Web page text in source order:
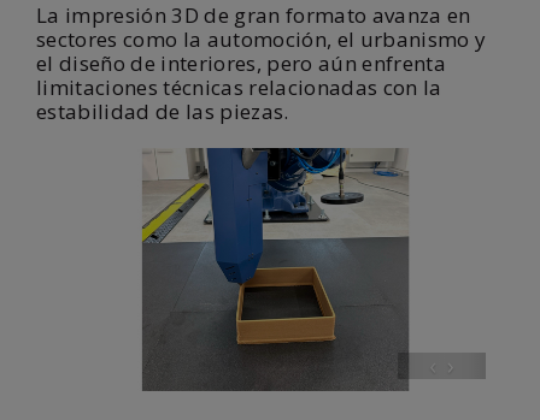
La impresión 3D de gran formato avanza en
sectores como la automoción, el urbanismo y
el diseño de interiores, pero aún enfrenta
limitaciones técnicas relacionadas con la
estabilidad de las piezas.
‹ ›